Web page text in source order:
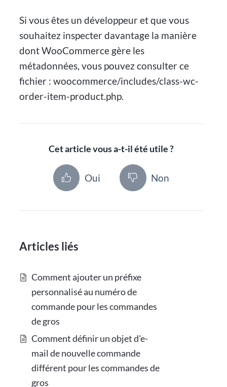
Si vous êtes un développeur et que vous
souhaitez inspecter davantage la manière
dont WooCommerce gère les
métadonnées, vous pouvez consulter ce
fichier : woocommerce/includes/class-wc-
order-item-product.php.
Cet article vous a-t-il été utile ?
Oui Non
Articles liés
Comment ajouter un préfixe
personnalisé au numéro de
commande pour les commandes
de gros
Comment définir un objet d'e-
mail de nouvelle commande
différent pour les commandes de
gros